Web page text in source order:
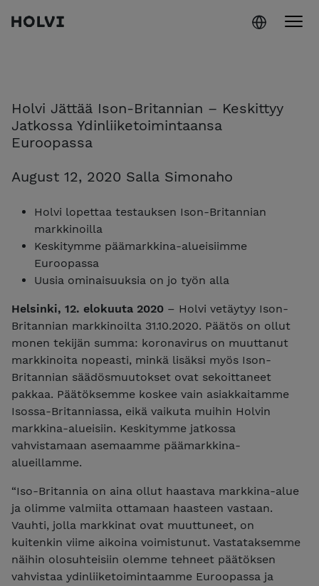
Holvi
Holvi Jättää Ison-Britannian – Keskittyy
Jatkossa Ydinliiketoimintaansa
Euroopassa
August 12, 2020 Salla Simonaho
Holvi lopettaa testauksen Ison-Britannian
markkinoilla
Keskitymme päämarkkina-alueisiimme
Euroopassa
Uusia ominaisuuksia on jo työn alla
Helsinki, 12. elokuuta 2020 – Holvi vetäytyy Ison-
Britannian markkinoilta 31.10.2020. Päätös on ollut
monen tekijän summa: koronavirus on muuttanut
markkinoita nopeasti, minkä lisäksi myös Ison-
Britannian säädösmuutokset ovat sekoittaneet
pakkaa. Päätöksemme koskee vain asiakkaitamme
Isossa-Britanniassa, eikä vaikuta muihin Holvin
markkina-alueisiin. Keskitymme jatkossa
vahvistamaan asemaamme päämarkkina-
alueillamme.
“Iso-Britannia on aina ollut haastava markkina-alue
ja olimme valmiita ottamaan haasteen vastaan.
Vauhti, jolla markkinat ovat muuttuneet, on
kuitenkin viime aikoina voimistunut. Vastataksemme
näihin olosuhteisiin olemme tehneet päätöksen
vahvistaa ydinliiketoimintaamme Euroopassa ja